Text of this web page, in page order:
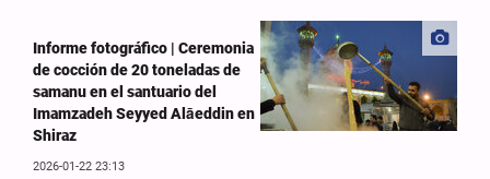
Informe fotográfico | Ceremonia
de cocción de 20 toneladas de
samanu en el santuario del
Imamzadeh Seyyed Alāeddin en
Shiraz
2026-01-22 23:13